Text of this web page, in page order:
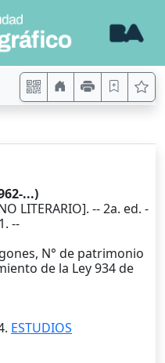
...)
LITERARIO]. --2a. ed. -
. --
N° de patrimonio
de la Ley 934 de
ESTUDIOS